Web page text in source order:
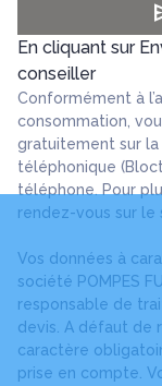
En cliquant sur
conseiller
Conformément à
consommation,
gratuitement sur la
téléphonique
téléphone. Pour
rendez-vous sur le
Vos données à
société POMPES
responsable de
devis. A défaut de
caractère
prise en compte.